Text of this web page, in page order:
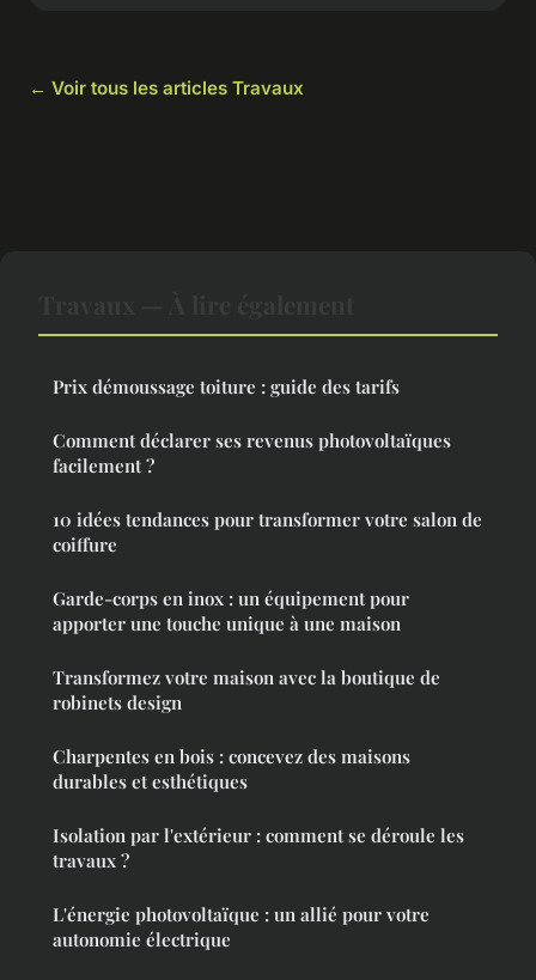
← Voir tous les articles Travaux
Prix démoussage toiture : guide des tarifs
Comment déclarer ses revenus photovoltaïques
facilement ?
10 idées tendances pour transformer votre salon de
coiffure
Garde-corps en inox : un équipement pour
apporter une touche unique à une maison
Transformez votre maison avec la boutique de
robinets design
Charpentes en bois : concevez des maisons
durables et esthétiques
Isolation par l'extérieur : comment se déroule les
travaux ?
L'énergie photovoltaïque : un allié pour votre
autonomie électrique